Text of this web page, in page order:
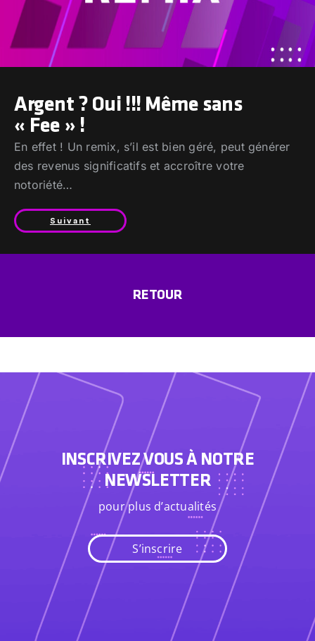
Argent ? Oui !!! Même sans
« Fee » !
En effet ! Un remix, s’il est bien géré, peut générer
des revenus significatifs et accroître votre
notoriété…
Suivant
RETOUR
INSCRIVEZ VOUS À NOTRE
NEWSLETTER
pour plus d’actualités
S’inscrire